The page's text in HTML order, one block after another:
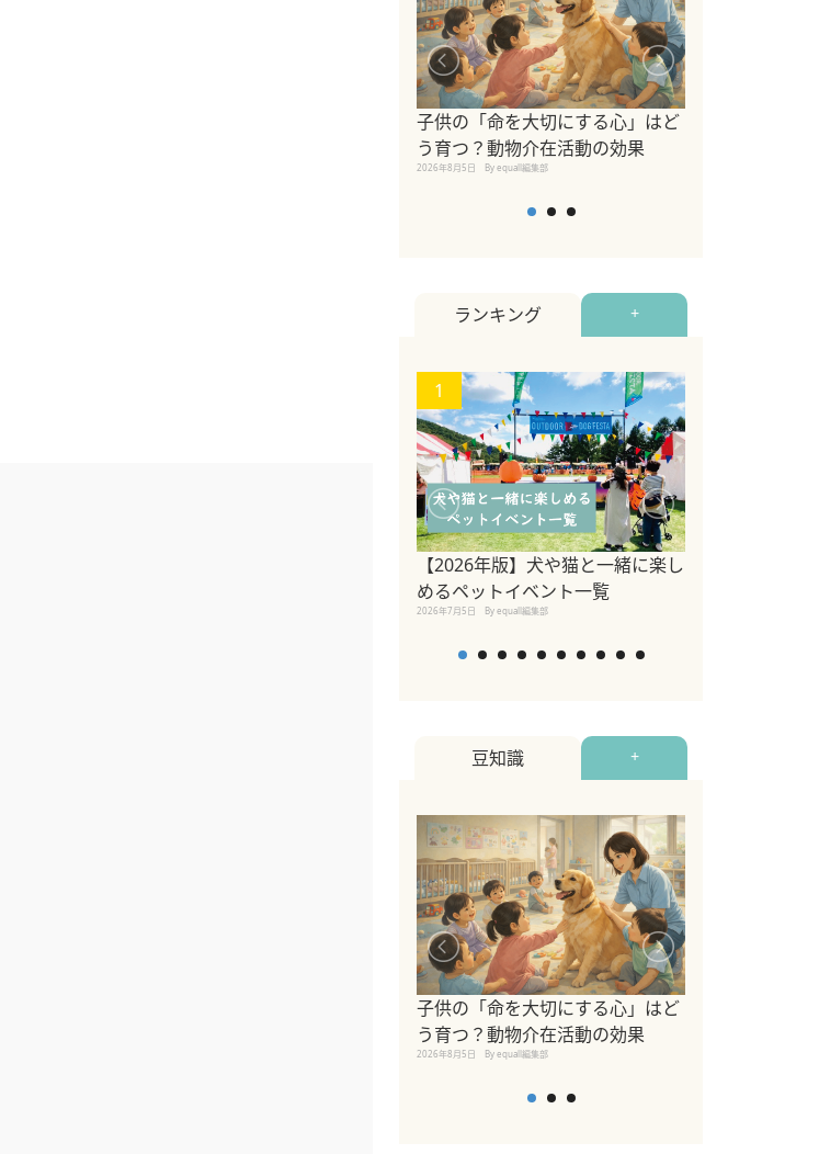
子供の「命を大切にする心」はど
う育つ？動物介在活動の効果
2026年8月5日 By equall編集部
ランキング +
1
【2026年版】犬や猫と一緒に楽し
めるペットイベント一覧
2026年7月5日 By equall編集部
豆知識 +
子供の「命を大切にする心」はど
う育つ？動物介在活動の効果
2026年8月5日 By equall編集部